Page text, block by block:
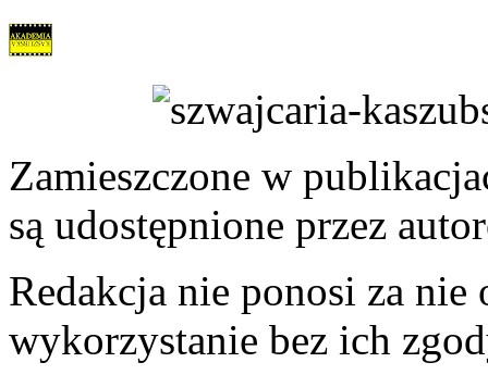
Zamieszczone w
są udostępnione przez
Redakcja nie ponosi za
wykorzystanie bez ich